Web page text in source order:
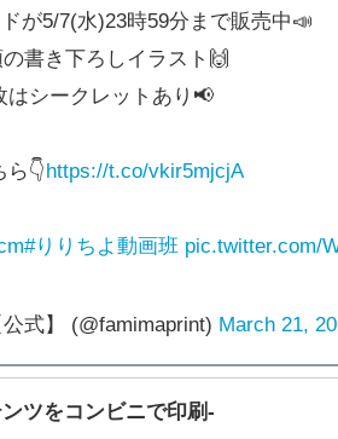
の書き下ろしイラスト🙌
はシークレットあり📢